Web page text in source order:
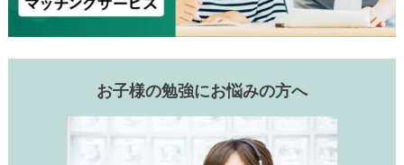
お子様の勉強にお悩みの方へ